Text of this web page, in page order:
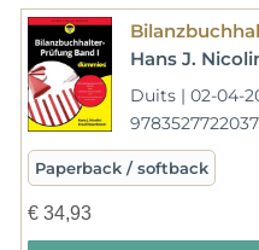
Hans J. Nicolini-Udo Cremer-Ulrich E.
Duits | 02-04-
9783527722037
Paperback / softback
€34,93